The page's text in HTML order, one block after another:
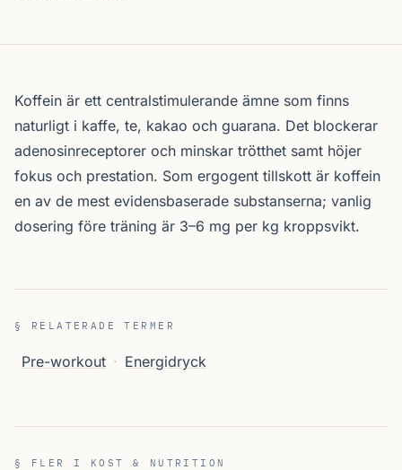
Koffein är ett centralstimulerande ämne som finns
naturligt i kaffe, te, kakao och guarana. Det blockerar
adenosinreceptorer och minskar trötthet samt höjer
fokus och prestation. Som ergogent tillskott är koffein
en av de mest evidensbaserade substanserna; vanlig
dosering före träning är 3–6 mg per kg kroppsvikt.
§ RELATERADE TERMER
Pre-workout · Energidryck
§ FLER I KOST & NUTRITION